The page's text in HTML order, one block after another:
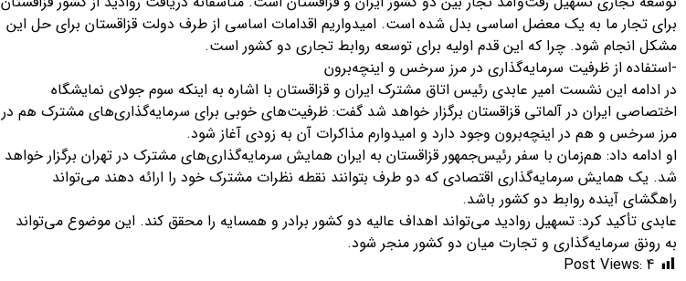
برای تجار ما به یک معضل اساسی بدل شده است. امیدواریم اقدامات اساسی از طرف دولت قزاقستان برای حل این
مشکل انجام شود. چرا که این قدم اولیه برای توسعه روابط تجاری دو کشور است.
-استفاده از ظرفیت سرمایه‌گذاری در مرز سرخس و اینچه‌برون
در ادامه این نشست امیر عابدی رئیس اتاق مشترک ایران و قزاقستان با اشاره به اینکه سوم جولای نمایشگاه
اختصاصی ایران در آلماتی قزاقستان برگزار خواهد شد گفت: ظرفیت‌های خوبی برای سرمایه‌گذاری‌های مشترک هم در
مرز سرخس و هم در اینچه‌برون وجود دارد و امیدوارم مذاکرات آن به زودی آغاز شود.
او ادامه داد: هم‌زمان با سفر رئیس‌جمهور قزاقستان به ایران همایش سرمایه‌گذاری‌های مشترک در تهران برگزار خواهد
شد. یک همایش سرمایه‌گذاری اقتصادی که دو طرف بتوانند نقطه نظرات مشترک خود را ارائه دهند می‌تواند
راهگشای آینده روابط دو کشور باشد.
عابدی تأکید کرد: تسهیل روادید می‌تواند اهداف عالیه دو کشور برادر و همسایه را محقق کند. این موضوع می‌تواند
به رونق سرمایه‌گذاری و تجارت میان دو کشور منجر شود.
Post Views: 4